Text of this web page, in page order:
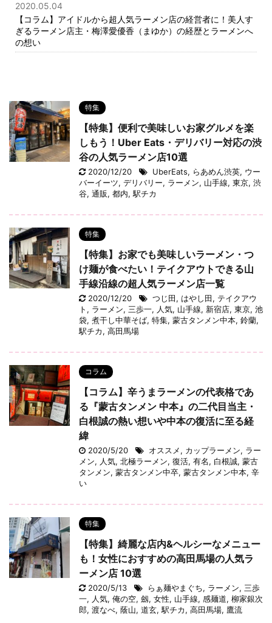
2020.05.04
【コラム】アイドルから超人気ラーメン店の経営者に！美人す
ぎるラーメン店主・梅澤愛優香（まゆか）の経歴とラーメンへ
の想い
特集
【特集】便利で美味しいお家グルメを楽
しもう！Uber Eats・デリバリー対応の渋
谷の人気ラーメン店10選
2020/12/20 UberEats, らあめん渋英, ウー
バーイーツ, デリバリー, ラーメン, 山手線, 東京, 渋
谷, 通販, 都内, 駅チカ
特集
【特集】お家でも美味しいラーメン・つ
け麺が食べたい！テイクアウトできる山
手線沿線の超人気ラーメン店一覧
2020/12/20 つじ田, はやし田, テイクアウ
ト , ラーメン, 三歩一, 人気, 山手線, 新宿店, 東京, 池
袋, 煮干し中華そば, 特集, 蒙古タンメン中本, 鈴蘭,
駅チカ, 高田馬場
コラム
【コラム】辛うまラーメンの代表格であ
る『蒙古タンメン 中本』の二代目当主・
白根誠の熱い想いや中本の復活に至る経
緯
2020/5/20 オススメ, カップラーメン, ラー
メン, 人気, 北極ラーメン, 復活, 有名, 白根誠, 蒙古
タンメン, 蒙古タンメン中卒, 蒙古タンメン中本, 辛
い
特集
【特集】綺麗な店内&ヘルシーなメニュー
も！女性におすすめの高田馬場の人気ラ
ーメン店 10選
2020/5/13 らぁ麺やまぐち, ラーメン, 三歩
一, 人気, 俺の空, 劔, 女性, 山手線, 感麺道, 柳家銀次
郎, 渡なべ, 蔭山, 道玄, 駅チカ, 高田馬場, 鷹流